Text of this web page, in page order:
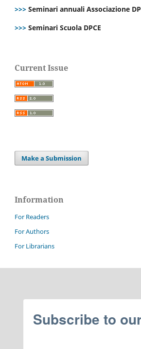
>>> Seminari annuali Associazione
>>> Seminari Scuola DPCE
Current Issue
Make a Submission
Information
For Readers
For Authors
For Librarians